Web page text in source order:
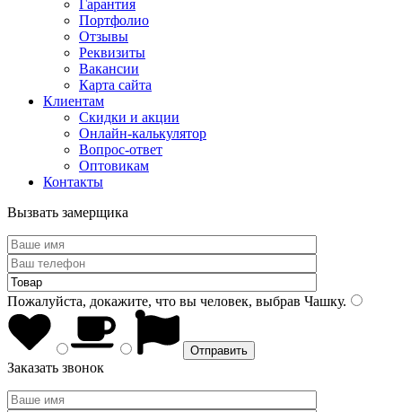
Гарантия
Портфолио
Отзывы
Реквизиты
Вакансии
Карта сайта
Клиентам
Скидки и акции
Онлайн-калькулятор
Вопрос-ответ
Оптовикам
Контакты
Вызвать замерщика
Пожалуйста, докажите, что вы человек, выбрав Чашку.
Заказать звонок